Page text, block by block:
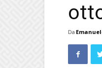
Da